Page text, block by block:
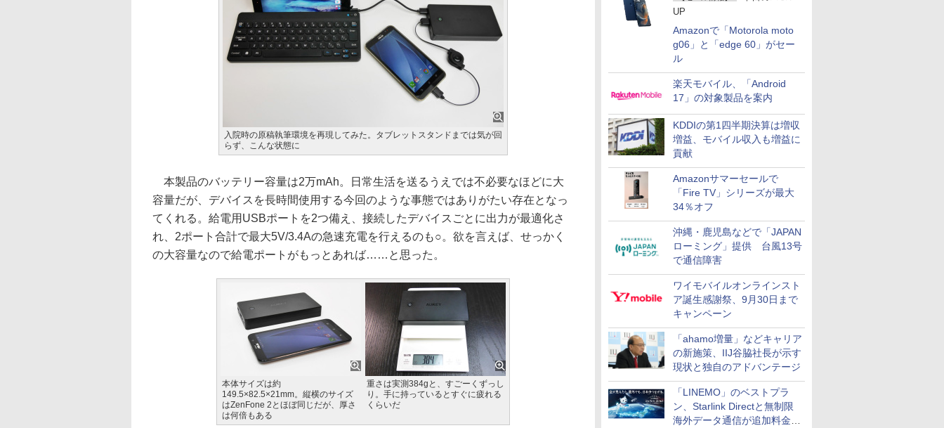
UP
Amazonで「Motorola moto
g06」と「edge 60」がセー
ル
楽天モバイル、「Android
17」の対象製品を案内
KDDIの第1四半期決算は増収
増益、モバイル収入も増益に
貢献
Amazonサマーセールで
「Fire TV」シリーズが最大
34％オフ
沖縄・鹿児島などで「JAPAN
ローミング」提供 台風13号
で通信障害
ワイモバイルオンラインスト
ア誕生感謝祭、9月30日まで
キャンペーン
「ahamo増量」などキャリア
の新施策、IIJ谷脇社長が示す
現状と独自のアドバンテージ
「LINEMO」のベストプラ
ン、Starlink Directと無制限
海外データ通信が追加料金な
入院時の原稿執筆環境を再現してみた。タブレットスタンドまでは気が回
らず、こんな状態に
本製品のバッテリー容量は2万mAh。日常生活を送るうえでは不必要なほどに大
容量だが、デバイスを長時間使用する今回のような事態ではありがたい存在となっ
てくれる。給電用USBポートを2つ備え、接続したデバイスごとに出力が最適化さ
れ、2ポート合計で最大5V/3.4Aの急速充電を行えるのも○。欲を言えば、せっかく
の大容量なので給電ポートがもっとあれば……と思った。
本体サイズは約
149.5×82.5×21mm。縦横のサイズ
はZenFone 2とほぼ同じだが、厚さ
は何倍もある
重さは実測384gと、すごーくずっし
り。手に持っているとすぐに疲れる
くらいだ